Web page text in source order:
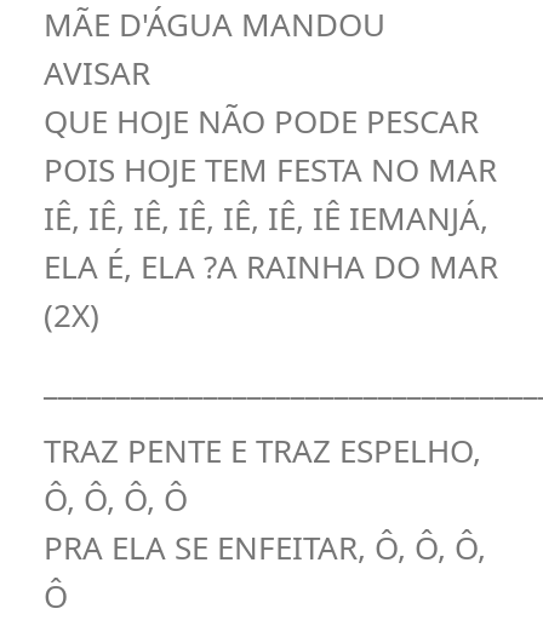
MÃE D'ÁGUA MANDOU
AVISAR
QUE HOJE NÃO PODE PESCAR
POIS HOJE TEM FESTA NO MAR
IÊ, IÊ, IÊ, IÊ, IÊ, IÊ, IÊ IEMANJÁ,
ELA É, ELA ?A RAINHA DO MAR
(2X)
TRAZ PENTE E TRAZ ESPELHO,
Ô, Ô, Ô, Ô
PRA ELA SE ENFEITAR, Ô, Ô, Ô,
Ô